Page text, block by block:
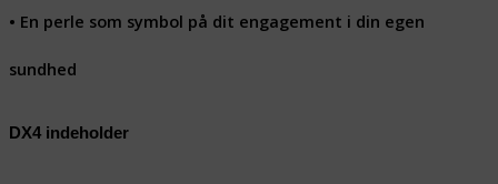
• En perle som symbol på dit engagement i din egen
sundhed
DX4 indeholder